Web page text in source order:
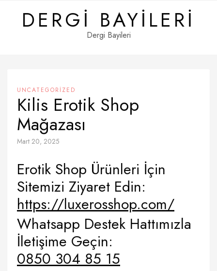
contentDERGI BAYILERI
Dergi Bayileri
UNCATEGORIZED
Kilis Erotik Shop
Mağazası
Mart 20, 2025
Erotik Shop Ürünleri İçin
Sitemizi Ziyaret Edin:
https://luxerosshop.com/
Whatsapp Destek Hattımızla
İletişime Geçin:
0850 304 85 15